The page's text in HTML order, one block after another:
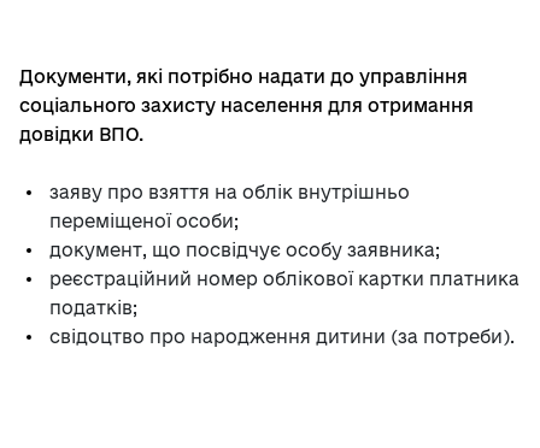
Документи, які потрібно надати до управління
соціального захисту населення для отримання
довідки ВПО.
заяву про взяття на облік внутрішньо
переміщеної особи;
документ, що посвідчує особу заявника;
реєстраційний номер облікової картки платника
податків;
свідоцтво про народження дитини (за потреби).